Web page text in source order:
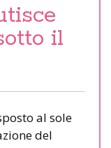
il
al sole
del